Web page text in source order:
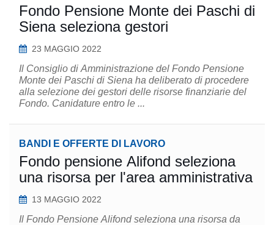
Fondo Pensione Monte dei Paschi di
Siena seleziona gestori
23 MAGGIO 2022
Il Consiglio di Amministrazione del Fondo Pensione
Monte dei Paschi di Siena ha deliberato di procedere
alla selezione dei gestori delle risorse finanziarie del
Fondo. Canidature entro le ...
BANDI E OFFERTE DI LAVORO
Fondo pensione Alifond seleziona
una risorsa per l'area amministrativa
13 MAGGIO 2022
Il Fondo Pensione Alifond seleziona una risorsa da